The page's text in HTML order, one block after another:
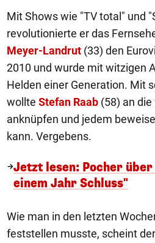
Mit Shows wie "TV total" und
revolutionierte er das
Meyer-Landrut (33) den
2010 und wurde mit witzigen
Helden einer Generation. Mit
wollte Stefan Raab (58) an
anknüpfen und jedem
kann. Vergebens.
Jetzt lesen: Pocher
einem Jahr Schluss"
Wie man in den letzten
feststellen musste, scheint